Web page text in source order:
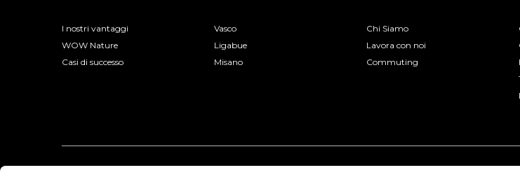
I nostri vantaggi
WOW Nature
Casi di successo
Vasco
Ligabue
Misano
Chi Siamo
Lavora con noi
Commuting